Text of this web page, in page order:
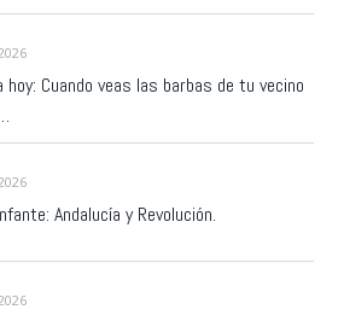
hoy: Cuando veas las barbas de tu vecino
Andalucía y Revolución.